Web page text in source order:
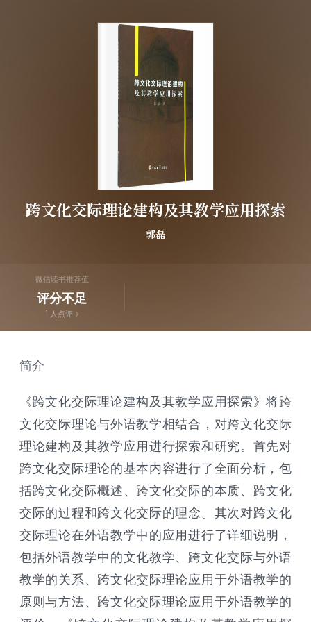
跨文化交际理论建构及其教学应用探索
郭磊
微信读书推荐值
评分不足
人点评
简介
《跨文化交际理论建构及其教学应用探索》将跨
文化交际理论与外语教学相结合，对跨文化交际
理论建构及其教学应用进行探索和研究。首先对
跨文化交际理论的基本内容进行了全面分析，包
括跨文化交际概述、跨文化交际的本质、跨文化
交际的过程和跨文化交际的理念。其次对跨文化
交际理论在外语教学中的应用进行了详细说明，
包括外语教学中的文化教学、跨文化交际与外语
教学的关系、跨文化交际理论应用于外语教学的
原则与方法、跨文化交际理论应用于外语教学的